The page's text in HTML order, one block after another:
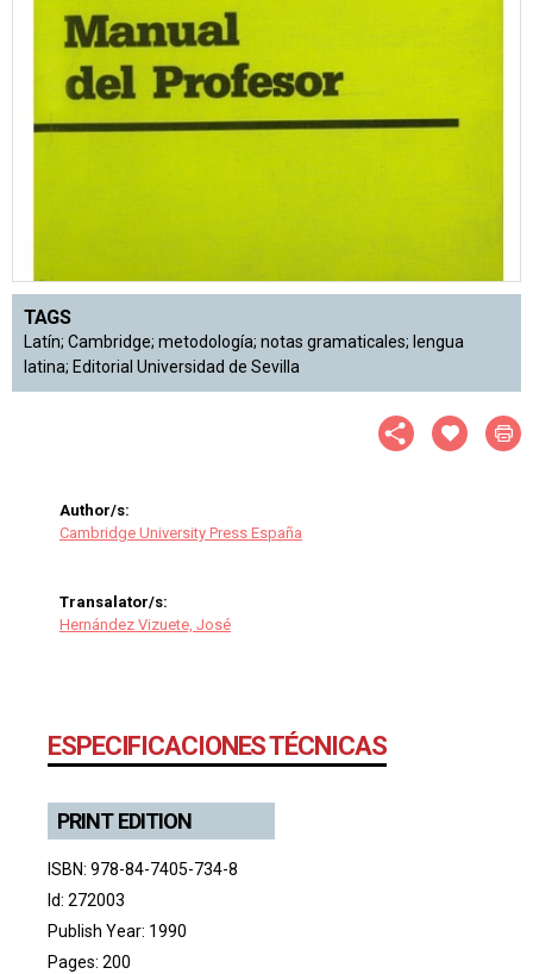
TAGS
Latín; Cambridge; metodología; notas gramaticales; lengua
latina; Editorial Universidad de Sevilla
Author/s:
Cambridge University Press España
Transalator/s:
Hernández Vizuete, José
ESPECIFICACIONES TÉCNICAS
PRINT EDITION
ISBN: 978-84-7405-734-8
Id: 272003
Publish Year: 1990
Pages: 200